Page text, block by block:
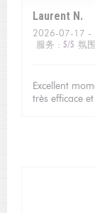
Laurent N
2026-07-17 -
服务 : 5/5 氛围
Excellent
très efficace